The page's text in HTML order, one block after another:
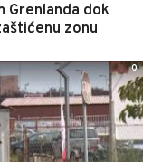
Grenlanda dok
zonu
0